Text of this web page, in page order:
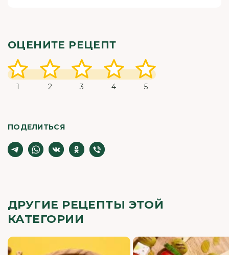
ОЦЕНИТЕ РЕЦЕПТ
1 2 3 4 5
ПОДЕЛИТЬСЯ
ДРУГИЕ РЕЦЕПТЫ ЭТОЙ
КАТЕГОРИИ